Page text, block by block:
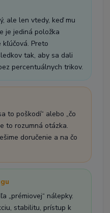
ale len vtedy, keď mu
je jediná položka
Preto
tak, aby sa dali
percentuálnych trikov.
to poškodí“ alebo „čo
to rozumná otázka.
doručenie a na čo
„prémiovej“ nálepky.
stabilitu, prístup k